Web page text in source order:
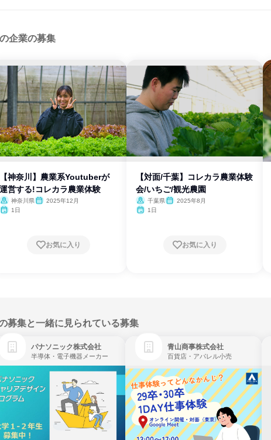
企業の募集
【神奈川】農業系Youtuberが
運営する!コレカラ農業体験
神奈川県
2025年12月
1日
お気に入り
【対面/千葉】コレカラ農業体験
会/いちご/観光農園
千葉県
2025年8月
1日
お気に入り
募集と一緒に見られている募集
パナソニック株式会社
半導体・電子機器メーカー
青山商事株式会社
百貨店・アパレル小売